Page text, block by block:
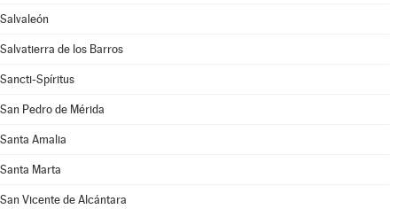
Salvaleón
Salvatierra de los Barros
Sancti-Spíritus
San Pedro de Mérida
Santa Amalia
Santa Marta
San Vicente de Alcántara